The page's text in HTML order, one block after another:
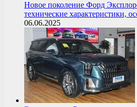
Новое поколение Форд
технические характеристики,
06.06.2025